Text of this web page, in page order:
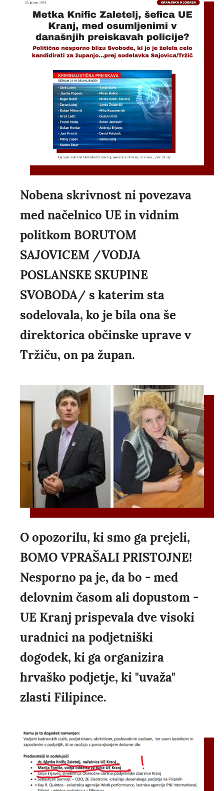
Nobena skrivnost ni povezava
med načelnico UE in vidnim
politkom BORUTOM
SAJOVICEM /VODJA
POSLANSKE SKUPINE
SVOBODA/ s katerim sta
sodelovala, ko je bila ona še
direktorica občinske uprave v
Tržiču, on pa župan.
O opozorilu, ki smo ga prejeli,
BOMO VPRAŠALI PRISTOJNE!
Nesporno pa je, da bo - med
delovnim časom ali dopustom -
UE Kranj prispevala dve visoki
uradnici na podjetniški
dogodek, ki ga organizira
hrvaško podjetje, ki "uvaža"
zlasti Filipince.